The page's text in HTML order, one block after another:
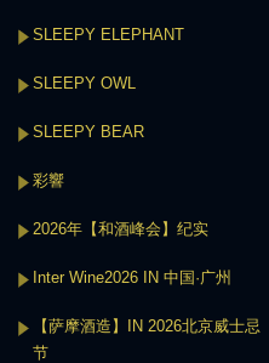
SLEEPY ELEPHANT
SLEEPY OWL
SLEEPY BEAR
彩響
2026年【和酒峰会】纪实
Inter Wine2026 IN 中国·广州
【萨摩酒造】IN 2026北京威士忌
节